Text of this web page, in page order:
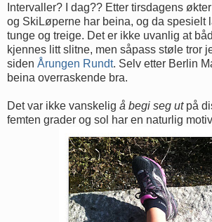
Intervaller? I dag?? Etter tirsdagens
og SkiLøperne har beina, og da spesielt
tunge og treige. Det er ikke uvanlig at
kjennes litt slitne, men såpass støle tror
siden Årungen Rundt. Selv etter Berlin
beina overraskende bra.
Det var ikke vanskelig å begi seg utpå
femten grader og sol har en naturlig